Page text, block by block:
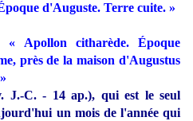
d'Auguste. Terre cuite. »
Apollon citharède. Époque
près de la maison d'Augustus
J.-C. - 14 ap.), qui est le seul
un mois de l'année qui